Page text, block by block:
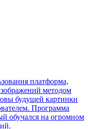
платформа,
методом
будущей картинки
Программа
обучался на огромном